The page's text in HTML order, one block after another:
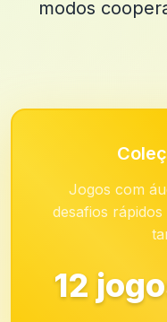
modos
Jogos com
desafios
12